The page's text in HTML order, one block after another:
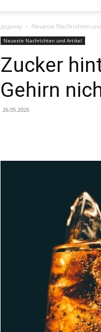
додому Neueste Nachrichten
Neueste Nachrichten und Artikel
Zucker
Gehirn
26.05.2026